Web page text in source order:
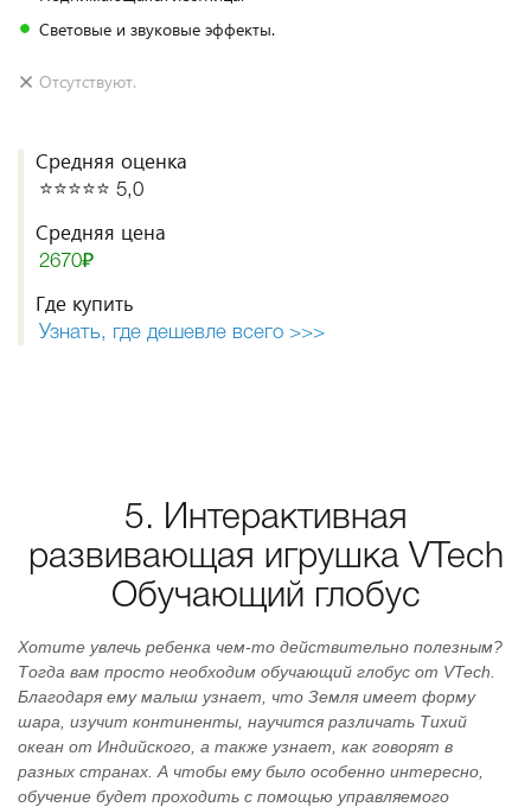
Световые и звуковые эффекты.
Отсутствуют.
Средняя оценка
⭐️⭐️⭐️⭐️⭐️ 5,0
Средняя цена
2670₽
Где купить
Узнать, где дешевле всего >>>
5. Интерактивная
развивающая игрушка VTech
Обучающий глобус
Хотите увлечь ребенка чем-то действительно полезным?
Тогда вам просто необходим обучающий глобус от VTech.
Благодаря ему малыш узнает, что Земля имеет форму
шара, изучит континенты, научится различать Тихий
океан от Индийского, а также узнает, как говорят в
разных странах. А чтобы ему было особенно интересно,
обучение будет проходить с помощью управляемого